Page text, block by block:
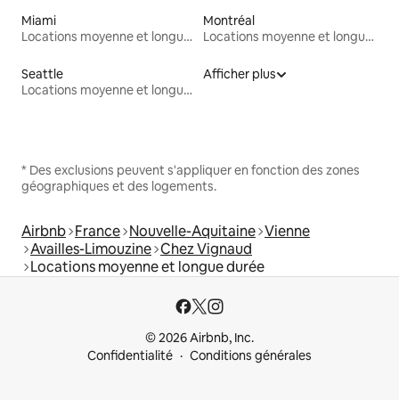
Miami
Locations moyenne et longue durée
Montréal
Locations moyenne et longue durée
Seattle
Locations moyenne et longue durée
Afficher plus
* Des exclusions peuvent s'appliquer en fonction des zones
géographiques et des logements.
Airbnb France Nouvelle-Aquitaine Vienne
Availles-Limouzine Chez Vignaud
Locations moyenne et longue durée
© 2026 Airbnb, Inc.
Confidentialité
Conditions générales